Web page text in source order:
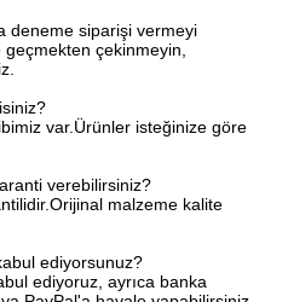
deneme siparişi vermeyi
geçmekten çekinmeyin,
var.Ürünler isteğinize göre
verebilirsiniz?
malzeme kalite
ediyorsunuz?
ediyoruz, ayrıca banka